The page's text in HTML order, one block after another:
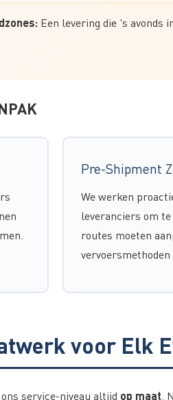
Een levering die 's avonds
Pre-Shipment
We werken
leveranciers om
routes moeten
voor Elk
service-niveau altijd op maat.